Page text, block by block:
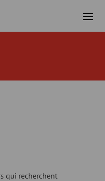
qui recherchent